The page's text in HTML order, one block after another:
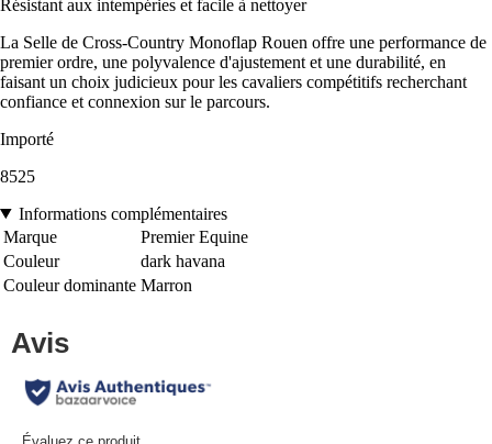
Résistant aux intempéries et facile à nettoyer
La Selle de Cross-Country Monoflap Rouen offre une performance de
premier ordre, une polyvalence d'ajustement et une durabilité, en
faisant un choix judicieux pour les cavaliers compétitifs recherchant
confiance et connexion sur le parcours.
Importé
8525
Informations complémentaires
Marque
Premier Equine
Couleur
dark havana
Couleur dominante Marron